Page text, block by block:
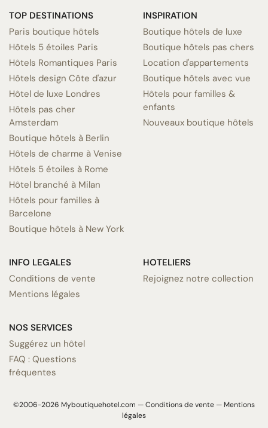
TOP DESTINATIONS
Paris boutique hôtels
Hôtels 5 étoiles Paris
Hôtels Romantiques Paris
Hôtels design Côte d'azur
Hôtel de luxe Londres
Hôtels pas cher
Amsterdam
Boutique hôtels à Berlin
Hôtels de charme à Venise
Hôtels 5 étoiles à Rome
Hôtel branché à Milan
Hôtels pour familles à
Barcelone
Boutique hôtels à New York
INSPIRATION
Boutique hôtels de luxe
Boutique hôtels pas chers
Location d'appartements
Boutique hôtels avec vue
Hôtels pour familles &
enfants
Nouveaux boutique hôtels
INFO LEGALES
Conditions de vente
Mentions légales
NOS SERVICES
Suggérez un hôtel
FAQ : Questions
fréquentes
HOTELIERS
Rejoignez notre collection
©2006-2026 Myboutiquehotel.com —Conditions de vente —Mentions
légales